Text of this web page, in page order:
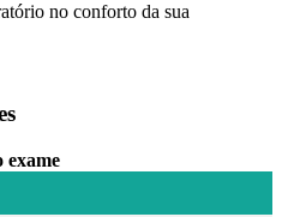
no conforto da sua
exame